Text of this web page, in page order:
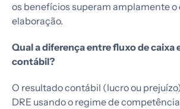
os benefícios superam amplamente o
elaboração.
Qual a diferença entre fluxo de caixa
contábil?
O resultado contábil (lucro ou
DRE usando o regime de